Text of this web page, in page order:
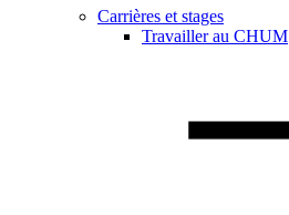
Carrières et stages
Travailler au CHUM